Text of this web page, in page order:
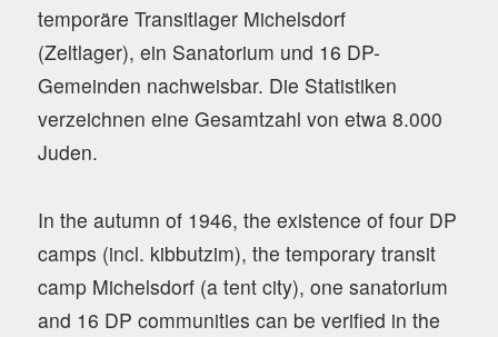
temporäre Transitlager Michelsdorf
(Zeltlager), ein Sanatorium und 16 DP-
Gemeinden nachweisbar. Die Statistiken
verzeichnen eine Gesamtzahl von etwa 8.000
Juden.
In the autumn of 1946, the existence of four DP
camps (incl. kibbutzim), the temporary transit
camp Michelsdorf (a tent city), one sanatorium
and 16 DP communities can be verified in the